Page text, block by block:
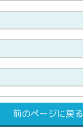
前のページに戻る